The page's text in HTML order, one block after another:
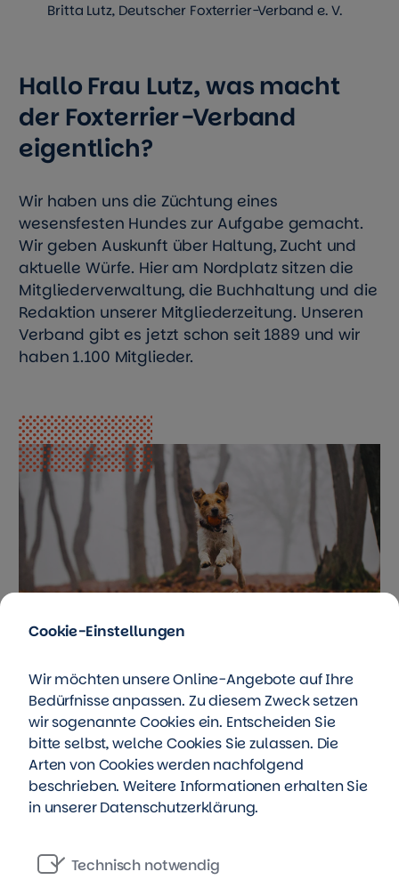
Britta Lutz, Deutscher Foxterrier-Verband e. V.
Hallo Frau Lutz, was macht
der Foxterrier-Verband
eigentlich?
Wir haben uns die Züchtung eines
wesensfesten Hundes zur Aufgabe gemacht.
Wir geben Auskunft über Haltung, Zucht und
aktuelle Würfe. Hier am Nordplatz sitzen die
Mitgliederverwaltung, die Buchhaltung und die
Redaktion unserer Mitgliederzeitung. Unseren
Verband gibt es jetzt schon seit 1889 und wir
haben 1.100 Mitglieder.
Spaziergänge in der Natur.
© belyaaa/depositphotos.com
Für wen sind Foxterrier
geeignet?
Ursprünglich wurde der Foxterrier als
gezüchtet und als solcher wird er auch heute
Cookie-Einstellungen
Wir möchten unsere Online-Angebote auf Ihre
Bedürfnisse anpassen. Zu diesem Zweck setzen
wir sogenannte Cookies ein. Entscheiden Sie
bitte selbst, welche Cookies Sie zulassen. Die
Arten von Cookies werden nachfolgend
beschrieben. Weitere Informationen erhalten Sie
in unsererDatenschutzerklärung.
Technisch notwendig